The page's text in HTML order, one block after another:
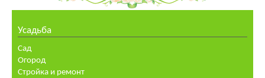
Усадьба
Сад
Огород
Стройка и ремонт